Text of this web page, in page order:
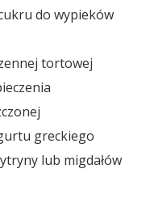
do wypieków
tortowej
greckiego
lub migdałów